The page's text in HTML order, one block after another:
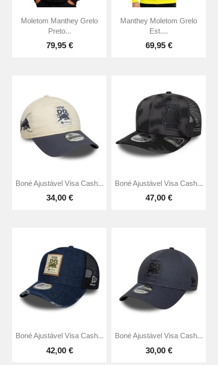
Moletom Manthey Grelo
Preto...
79,95 €
Manthey Moletom Grelo
Est....
69,95 €
Boné Ajustável Visa Cash...
34,00 €
Boné Ajustável Visa Cash...
47,00 €
Boné Ajustável Visa Cash...
42,00 €
Boné Ajustável Visa Cash...
30,00 €